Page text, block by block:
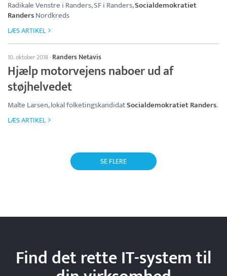
Radikale Venstre i Randers, SF i Randers,Socialdemokratiet
RandersNordkreds
LÆS ARTIKEL
10. oktober 2018· Randers Netavis
Hjælp motorvejens naboer ud af
støjhelvedet
Malte Larsen, lokal folketingskandidatSocialdemokratiet Randers.
LÆS ARTIKEL
SE FLERE
Find det rette IT-system til